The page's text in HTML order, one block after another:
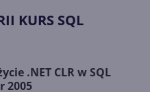
KURS SQL
.NET CLR w SQL
2005